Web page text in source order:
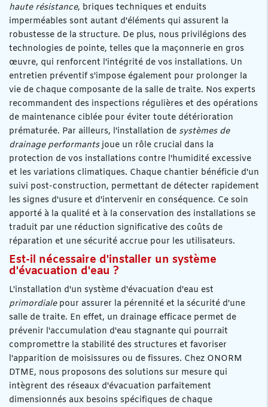
haute résistance, briques techniques et enduits
imperméables sont autant d'éléments qui assurent la
robustesse de la structure. De plus, nous privilégions des
technologies de pointe, telles que la maçonnerie en gros
œuvre, qui renforcent l'intégrité de vos installations. Un
entretien préventif s'impose également pour prolonger la
vie de chaque composante de la salle de traite. Nos experts
recommandent des inspections régulières et des opérations
de maintenance ciblée pour éviter toute détérioration
prématurée. Par ailleurs, l'installation de systèmes de
drainage performantsjoue un rôle crucial dans la
protection de vos installations contre l'humidité excessive
et les variations climatiques. Chaque chantier bénéficie d'un
suivi post-construction, permettant de détecter rapidement
les signes d'usure et d'intervenir en conséquence. Ce soin
apporté à la qualité et à la conservation des installations se
traduit par une réduction significative des coûts de
réparation et une sécurité accrue pour les utilisateurs.
Est-il nécessaire d'installer un système
d'évacuation d'eau ?
L'installation d'un système d'évacuation d'eau est
primordialepour assurer la pérennité et la sécurité d'une
salle de traite. En effet, un drainage efficace permet de
prévenir l'accumulation d'eau stagnante qui pourrait
compromettre la stabilité des structures et favoriser
l'apparition de moisissures ou de fissures. Chez ONORM
DTME, nous proposons des solutions sur mesure qui
intègrent des réseaux d'évacuation parfaitement
dimensionnés aux besoins spécifiques de chaque